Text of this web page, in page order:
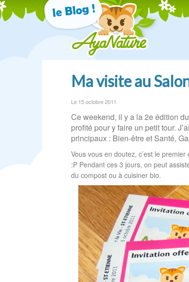
Ma visite au
Le 15 octobre 2011
Ce weekend, il y a la 2e édition du
profité pour y faire un petit tour.
principaux : Bien-être et Santé,
Vous vous en doutez, c’est le
:P Pendant ces 3 jours, on peut
du compost ou à cuisiner bio.